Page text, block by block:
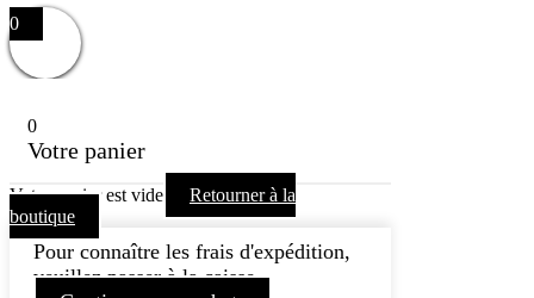
0
0
Votre panier
Votre panier est vide
Retourner à la
boutique
Pour connaître les frais d'expédition,
veuillez passer à la caisse.